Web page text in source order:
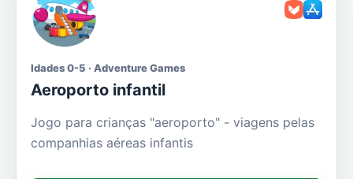
Idades 0-5 · Adventure Games
Aeroporto infantil
Jogo para crianças "aeroporto" - viagens pelas
companhias aéreas infantis